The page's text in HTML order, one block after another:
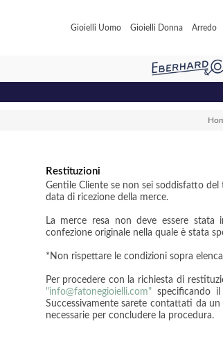
Gioielli Uomo Gioielli Donna Arredo
★
Restituzioni
Gentile Cliente se non sei soddisfatto
data di ricezione della merce.
La merce resa non deve essere stata
confezione originale nella quale è stata
*Non rispettare le condizioni sopra
Per procedere con la richiesta di
"info@fatonegioielli.com"specificando
Successivamente sarete contattati da
necessarie per concludere la procedura.